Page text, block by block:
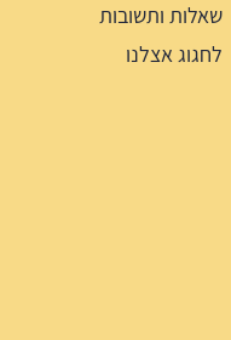
שאלות ותשובות
לחגוג אצלנו